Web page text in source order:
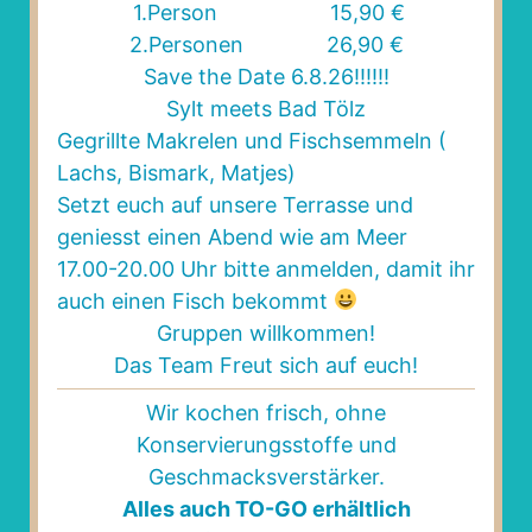
Und alle sind hier willkommen.
Du bist auch willkommen.
Wir freuen uns auf dich.
Unser Café ist immer von
Montag bis Samstag offen.
Von 8:30 Uhr morgens bis 17 Uhr
am Abend.
Die Adresse ist
Hindenburgstraße 11.
1.Person 15,90 €
2.Personen 26,90 €
Save the Date 6.8.26!!!!!!
Sylt meets Bad Tölz
Gegrillte Makrelen und Fischsemmeln (
Lachs, Bismark, Matjes)
Setzt euch auf unsere Terrasse und
geniesst einen Abend wie am Meer
17.00-20.00 Uhr bitte anmelden, damit ihr
auch einen Fisch bekommt
Gruppen willkommen!
Das Team Freut sich auf euch!
Wir kochen frisch, ohne
Konservierungsstoffe und
Geschmacksverstärker.
Alles auchTO-GOerhältlich